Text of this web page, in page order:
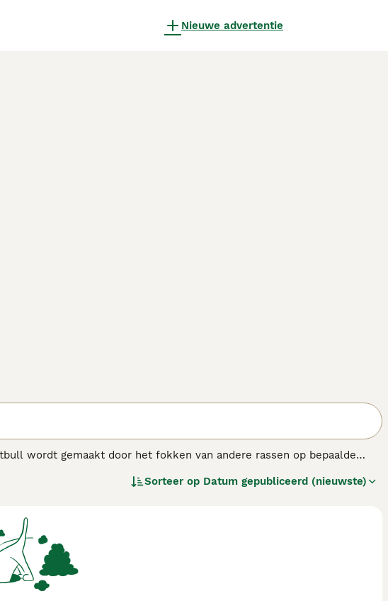
Nieuwe advertentie
wordt gemaakt door het fokken van andere rassen op bepaalde
Bulldog worden gebruikt om ongeregistreerde raskruisingen mee
Sorteer op Datum gepubliceerd (nieuwste)